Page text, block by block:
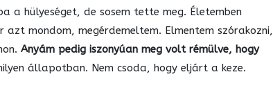
a hülyeséget, de sosem tette meg. Életemben
mondom, megérdemeltem. Elmentem szórakozni,
Anyám pedig iszonyúan meg volt rémülve, hogy
állapotban. Nem csoda, hogy eljárt a keze.